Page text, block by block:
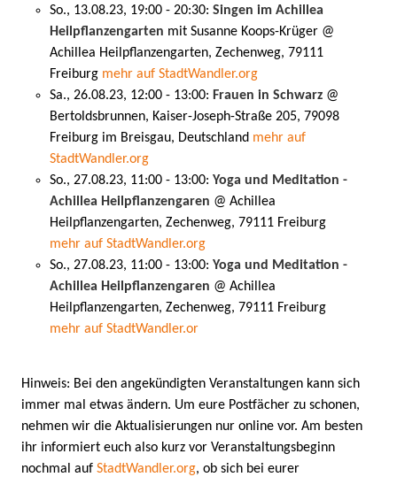
So., 13.08.23, 19:00 - 20:30: Singen im Achillea
Heilpflanzengarten mit Susanne Koops-Krüger @
Achillea Heilpflanzengarten, Zechenweg, 79111
Freiburg mehr auf StadtWandler.org
Sa., 26.08.23, 12:00 - 13:00: Frauen in Schwarz @
Bertoldsbrunnen, Kaiser-Joseph-Straße 205, 79098
Freiburg im Breisgau, Deutschland mehr auf
StadtWandler.org
So., 27.08.23, 11:00 - 13:00: Yoga und Meditation -
Achillea Heilpflanzengaren @ Achillea
Heilpflanzengarten, Zechenweg, 79111 Freiburg
mehr auf StadtWandler.org
So., 27.08.23, 11:00 - 13:00: Yoga und Meditation -
Achillea Heilpflanzengaren @ Achillea
Heilpflanzengarten, Zechenweg, 79111 Freiburg
mehr auf StadtWandler.or
Hinweis: Bei den angekündigten Veranstaltungen kann sich
immer mal etwas ändern. Um eure Postfächer zu schonen,
nehmen wir die Aktualisierungen nur online vor. Am besten
ihr informiert euch also kurz vor Veranstaltungsbeginn
nochmal auf StadtWandler.org, ob sich bei eurer